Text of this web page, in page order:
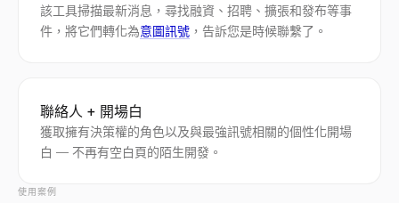
該工具掃描最新消息，尋找融資、招聘、擴張和發布等事
件，將它們轉化為意圖訊號 ，告訴您是時候聯繫了。
聯絡人 + 開場白
獲取擁有決策權的角色以及與最強訊號相關的個性化開場
白 — 不再有空白頁的陌生開發。
使用案例